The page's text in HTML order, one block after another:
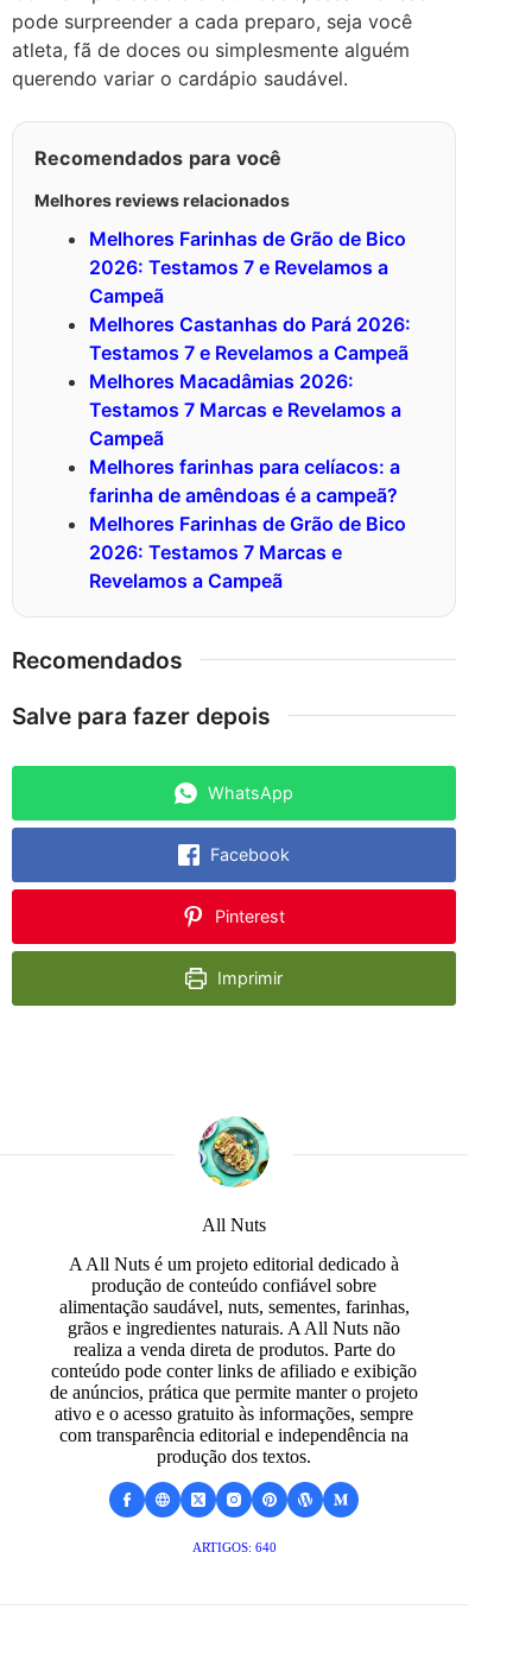
pode surpreender a cada preparo, seja você
atleta, fã de doces ou simplesmente alguém
querendo variar o cardápio saudável.
Recomendados para você
Melhores reviews relacionados
Melhores Farinhas de Grão de Bico
2026: Testamos 7 e Revelamos a
Campeã
Melhores Castanhas do Pará 2026:
Testamos 7 e Revelamos a Campeã
Melhores Macadâmias 2026:
Testamos 7 Marcas e Revelamos a
Campeã
Melhores farinhas para celíacos: a
farinha de amêndoas é a campeã?
Melhores Farinhas de Grão de Bico
2026: Testamos 7 Marcas e
Revelamos a Campeã
Recomendados
Salve para fazer depois
WhatsApp
Facebook
Pinterest
Imprimir
All Nuts
A All Nuts é um projeto editorial dedicado à
produção de conteúdo confiável sobre
alimentação saudável, nuts, sementes, farinhas,
grãos e ingredientes naturais. A All Nuts não
realiza a venda direta de produtos. Parte do
conteúdo pode conter links de afiliado e exibição
de anúncios, prática que permite manter o projeto
ativo e o acesso gratuito às informações, sempre
com transparência editorial e independência na
produção dos textos.
ARTIGOS: 640